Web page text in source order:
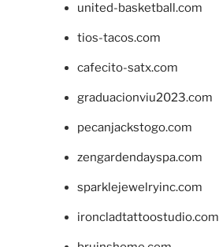
united-basketball.com
tios-tacos.com
cafecito-satx.com
graduacionviu2023.com
pecanjackstogo.com
zengardendayspa.com
sparklejewelryinc.com
ironcladtattoostudio.com